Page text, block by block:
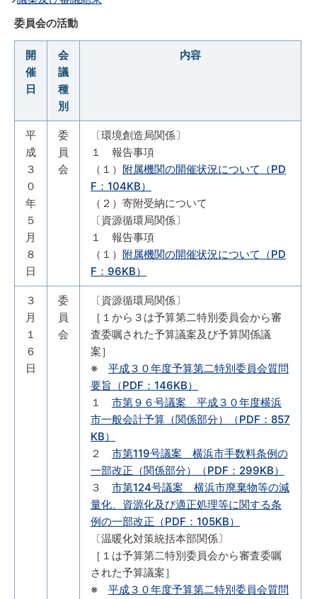
委員会の活動
開
催
日
会
議
種
別
内容
平
成
３
０
年
５
月
８
日
委
員
会
〔環境創造局関係〕
１ 報告事項
（１） 附属機関の開催状況について（PD
F：104KB）
（２）寄附受納について
〔資源循環局関係〕
１ 報告事項
（１） 附属機関の開催状況について（PD
F：96KB）
３
月
１
６
日
委
員
会
〔資源循環局関係〕
［１から３は予算第二特別委員会から審
査委嘱された予算議案及び予算関係議
案］
※ 平成３０年度予算第二特別委員会質問
要旨（PDF：146KB）
１ 市第９６号議案 平成３０年度横浜
市一般会計予算（関係部分）（PDF：857
KB）
２ 市第119号議案 横浜市手数料条例の
一部改正（関係部分）（PDF：299KB）
３ 市第124号議案 横浜市廃棄物等の減
量化、資源化及び適正処理等に関する条
例の一部改正（PDF：105KB）
〔温暖化対策統括本部関係〕
［１は予算第二特別委員会から審査委嘱
された予算議案］
※ 平成３０年度予算第二特別委員会質問